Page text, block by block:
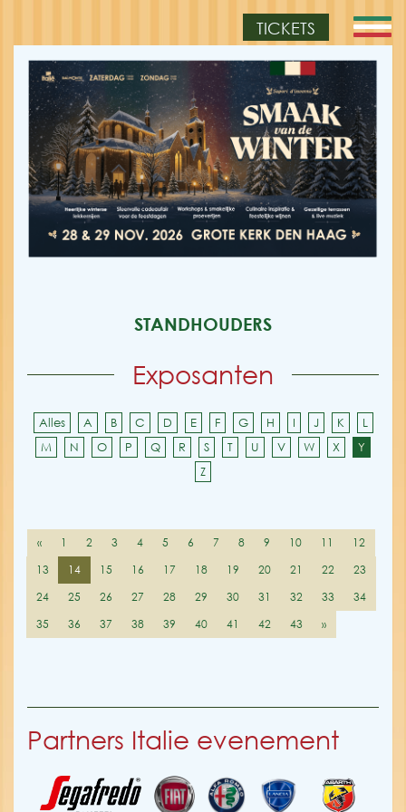
TICKETS
STANDHOUDERS
Exposanten
Alles A B C D E F G H I J K
L
M
N O P Q R S T U V W X
Y
Z
« 1 2 3 4 5 6 7 8 9 10 11
12
13
14 15 16 17 18 19 20 21 22
23
24
25 26 27 28 29 30 31 32 33
34
35
36 37 38 39 40 41 42 43 »
Partners Italie evenement